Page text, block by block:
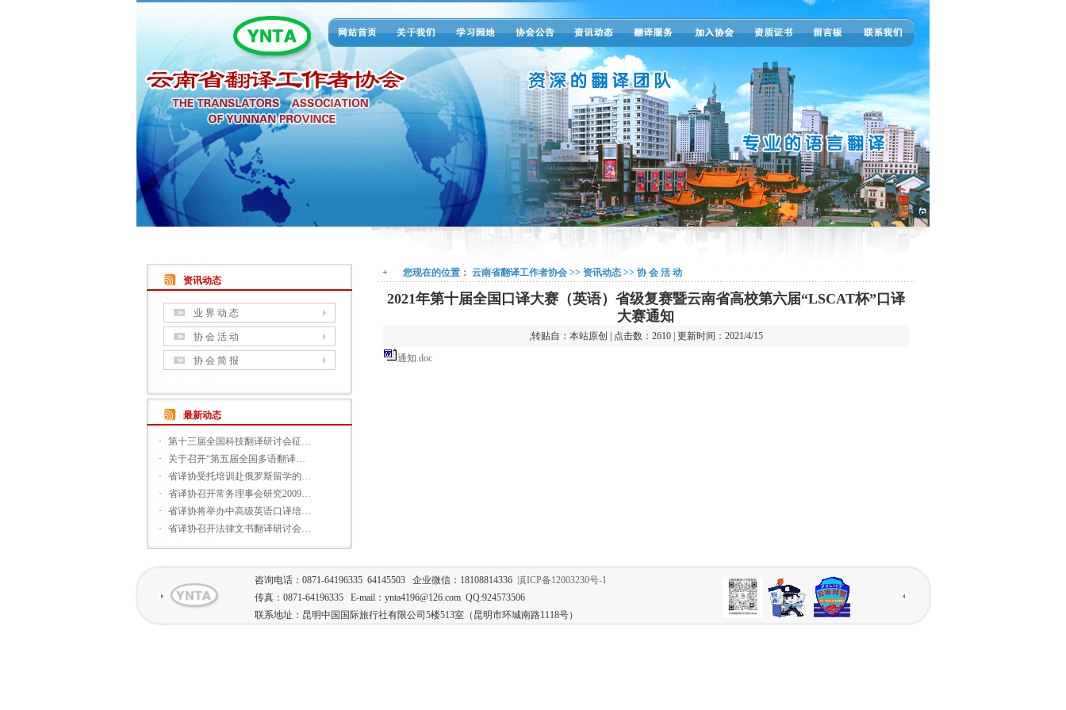
资讯动态
业 界 动 态
协 会 活 动
协 会 简 报
最新动态
·
第十三届全国科技翻译研讨会征…
·
关于召开“第五届全国多语翻译…
·
省译协受托培训赴俄罗斯留学的…
·
省译协召开常务理事会研究2009…
·
省译协将举办中高级英语口译培…
·
省译协召开法律文书翻译研讨会…
+ 您现在的位置： 云南省翻译工作者协会>> 资讯动态>> 协 会 活 动
2021年第十届全国口译大赛（英语）省级复赛暨云南省高校第六届“LSCAT杯”口译
大赛通知
;转贴自：本站原创 | 点击数：2610 | 更新时间：2021/4/15
通知.doc
咨询电话：0871-64196335 64145503 企业微信：18108814336 滇ICP备12003230号-1
传真：0871-64196335 E-mail：ynta4196@126.com QQ:924573506
联系地址：昆明中国国际旅行社有限公司5楼513室（昆明市环城南路1118号）